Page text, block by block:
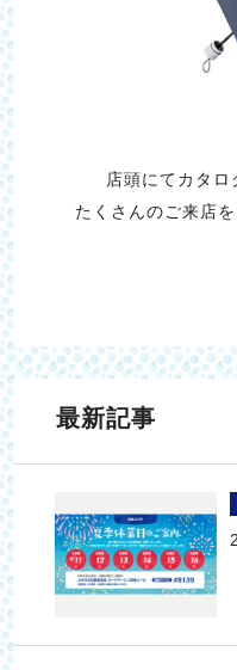
店頭にてカタ
たくさんのご来店
最新記事